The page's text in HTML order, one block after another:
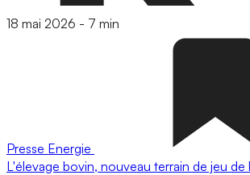
18 mai 2026 - 7 min
Presse Energie
L'élevage bovin, nouveau terrain de jeu de